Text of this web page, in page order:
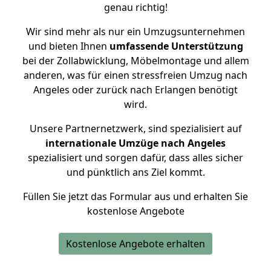
genau richtig!
Wir sind mehr als nur ein Umzugsunternehmen
und bieten Ihnen umfassende Unterstützung
bei der Zollabwicklung, Möbelmontage und allem
anderen, was für einen stressfreien Umzug nach
Angeles oder zurück nach Erlangen benötigt
wird.
Unsere Partnernetzwerk, sind spezialisiert auf
internationale Umzüge nach Angeles
spezialisiert und sorgen dafür, dass alles sicher
und pünktlich ans Ziel kommt.
Füllen Sie jetzt das Formular aus und erhalten Sie
kostenlose Angebote
Kostenlose Angebote erhalten